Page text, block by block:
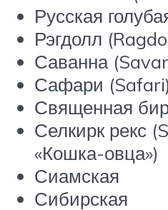
Русская
Рэгдолл
Саванна
Сафари (Safari)
Священная
Селкирк рекс
«Кошка-овца»)
Сиамская
Сибирская